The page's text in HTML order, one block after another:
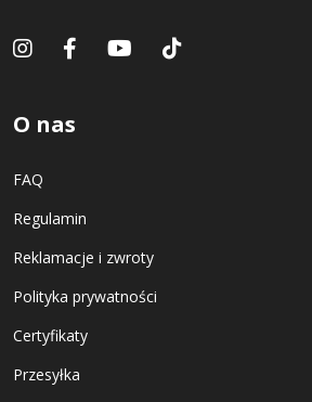
O nas
FAQ
Regulamin
Reklamacje i zwroty
Polityka prywatności
Certyfikaty
Przesyłka